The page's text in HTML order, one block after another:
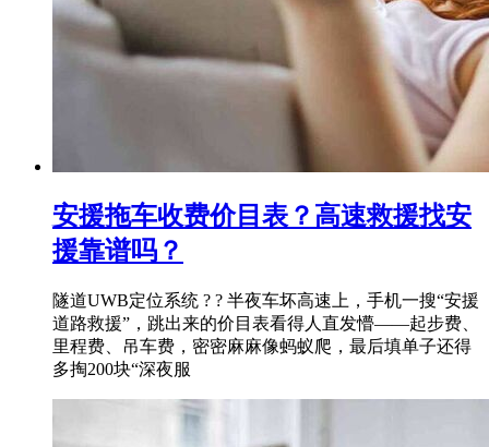
安援拖车收费价目表？高速救援找安
援靠谱吗？
隧道UWB定位系统 ? ? 半夜车坏高速上，手机一搜“安援
道路救援”，跳出来的价目表看得人直发懵——起步费、
里程费、吊车费，密密麻麻像蚂蚁爬，最后填单子还得
多掏200块“深夜服